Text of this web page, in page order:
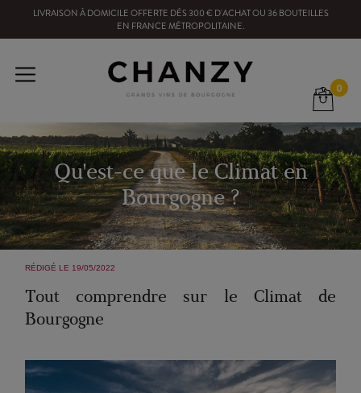
LIVRAISON À DOMICILE OFFERTE DÈS300€ D'ACHAT OU 36BOUTEILLES
EN FRANCE MÉTROPOLITAINE.
0
Qu'est-ce que le Climat en
Bourgogne ?
RÉDIGÉ LE 19/05/2022
Tout comprendre sur le Climat de
Bourgogne